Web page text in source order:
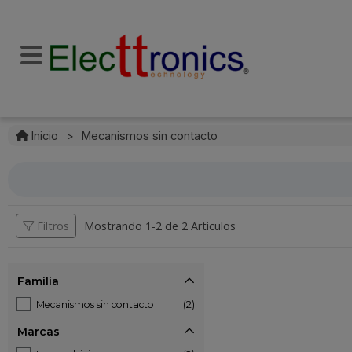
Inicio > Mecanismos sin contacto
Filtros Mostrando 1-2 de 2 Articulos
Familia
Mecanismos sin contacto (2)
Marcas